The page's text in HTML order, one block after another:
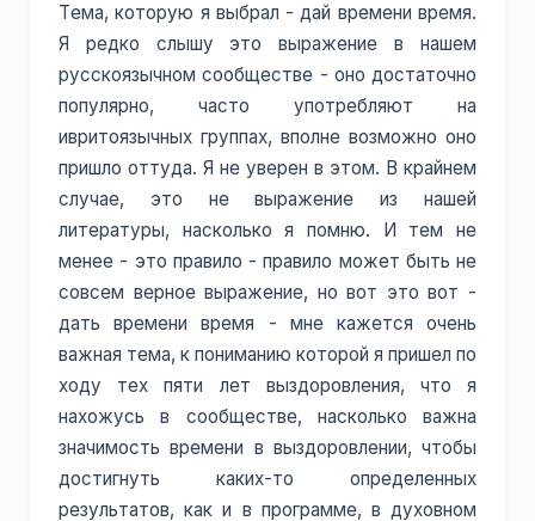
Тема, которую я выбрал - дай времени время.
Я редко слышу это выражение в нашем
русскоязычном сообществе - оно достаточно
популярно, часто употребляют на
ивритоязычных группах, вполне возможно оно
пришло оттуда. Я не уверен в этом. В крайнем
случае, это не выражение из нашей
литературы, насколько я помню. И тем не
менее - это правило - правило может быть не
совсем верное выражение, но вот это вот -
дать времени время - мне кажется очень
важная тема, к пониманию которой я пришел по
ходу тех пяти лет выздоровления, что я
нахожусь в сообществе, насколько важна
значимость времени в выздоровлении, чтобы
достигнуть каких-то определенных
результатов, как и в программе, в духовном